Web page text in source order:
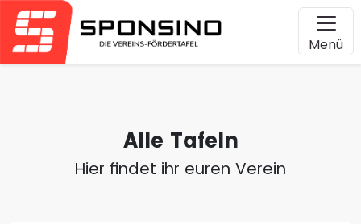
Menü
Alle Tafeln
Hier findet ihr euren Verein